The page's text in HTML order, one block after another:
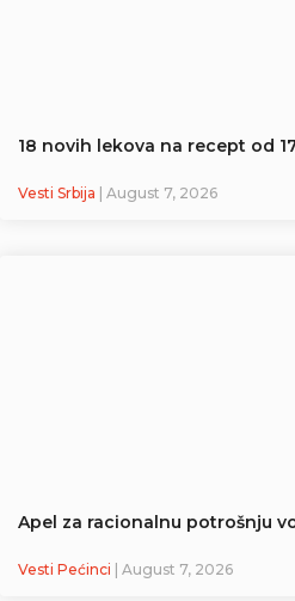
18 novih lekova na recept od
Vesti Srbija | August 7, 2026
Apel za racionalnu potrošnju
Vesti Pećinci | August 7, 2026